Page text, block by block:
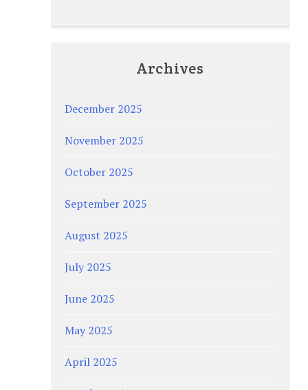
Archives
December 2025
November 2025
October 2025
September 2025
August 2025
July 2025
June 2025
May 2025
April 2025